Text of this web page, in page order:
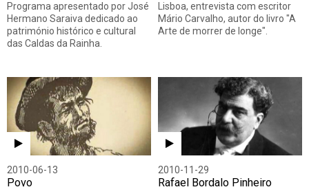
Programa apresentado por José
Hermano Saraiva dedicado ao
património histórico e cultural
das Caldas da Rainha.
Lisboa, entrevista com escritor
Mário Carvalho, autor do livro "A
Arte de morrer de longe".
2010-06-13
Povo
2010-11-29
Rafael Bordalo Pinheiro